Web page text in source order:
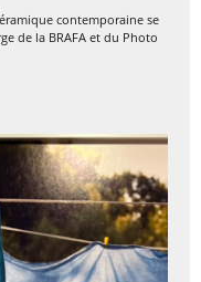
contemporaine se
de la BRAFA et du Photo